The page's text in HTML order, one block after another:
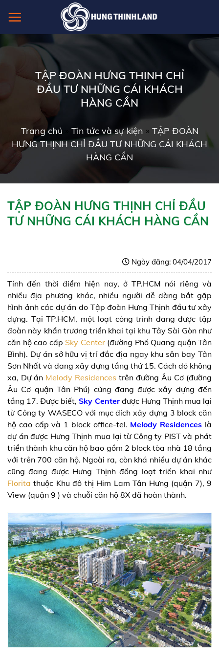
TẬP ĐOÀN HƯNG THỊNH CHỈ
ĐẦU TƯ NHỮNG CÁI KHÁCH
HÀNG CẦN
Trang chủ Tin tức và sự kiện » TẬP ĐOÀN
HƯNG THỊNH CHỈ ĐẦU TƯ NHỮNG CÁI KHÁCH
HÀNG CẦN
TẬP ĐOÀN HƯNG THỊNH CHỈ ĐẦU
TƯ NHỮNG CÁI KHÁCH HÀNG CẦN
Ngày đăng: 04/04/2017
Tính đến thời điểm hiện nay, ở TP.HCM nói riêng và
nhiều địa phương khác, nhiều người dễ dàng bắt gặp
hình ảnh các dự án do Tập đoàn Hưng Thịnh đầu tư xây
dựng. Tại TP.HCM, một loạt công trình đang được tập
đoàn này khẩn trương triển khai tại khu Tây Sài Gòn như
căn hộ cao cấp Sky Center(đường Phổ Quang quận Tân
Bình). Dự án sở hữu vị trí đắc địa ngay khu sân bay Tân
Sơn Nhất và đang xây dựng tầng thứ 15. Cách đó không
xa, Dự án Melody Residences trên đường Âu Cơ (đường
Âu Cơ quận Tân Phú) cũng đang được xây dựng đến
tầng 17.Được biết,Sky Centerđược Hưng Thịnh mua lại
từ Công ty WASECO với mục đích xây dựng 3 block căn
hộ cao cấp và 1 block office-tel. Melody Residences là
dự án được Hưng Thịnh mua lại từ Công ty PIST và phát
triển thành khu căn hộ bao gồm 2 block tòa nhà 18 tầng
với trên 700 căn hộ. Ngoài ra, còn khá nhiều dự án khác
cũng đang được Hưng Thịnh đồng loạt triển khai như
Florita thuộc Khu đô thị Him Lam Tân Hưng (quận 7), 9
View (quận 9 ) và chuỗi căn hộ 8X đã hoàn thành.